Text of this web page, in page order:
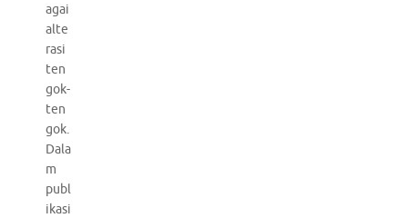
agai
alte
rasi
ten
gok-
ten
gok.
Dala
m
publ
ikasi